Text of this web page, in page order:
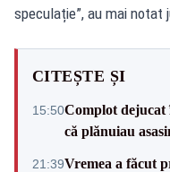
speculație”, au mai notat
CITEȘTE ȘI
15:50Complot dejucat
că plănuiau
21:39Vremea a făcut